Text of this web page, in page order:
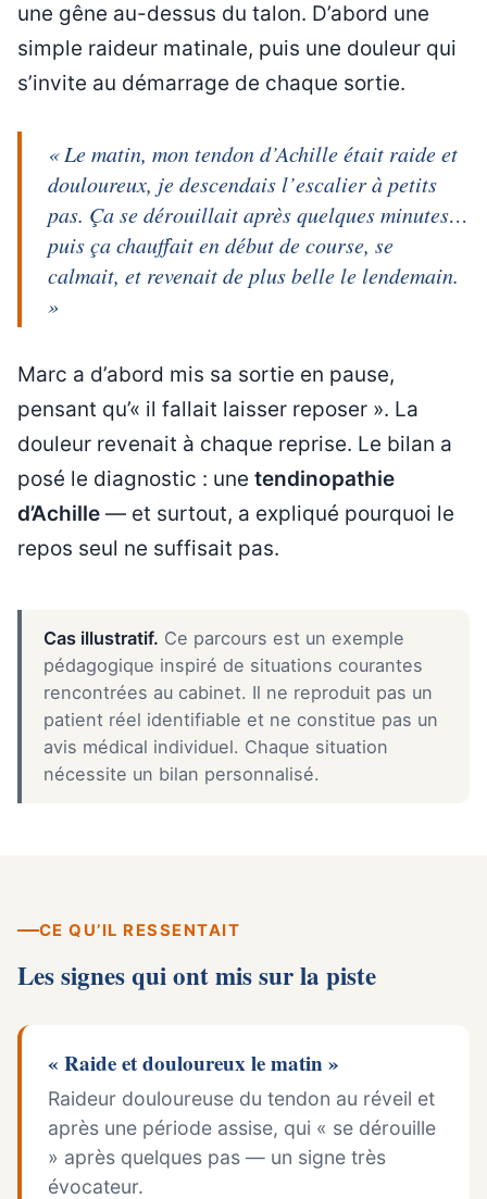
une gêne au-dessus du talon. D’abord une
simple raideur matinale, puis une douleur qui
s’invite au démarrage de chaque sortie.
« Le matin, mon tendon d’Achille était raide et
douloureux, je descendais l’escalier à petits
pas. Ça se dérouillait après quelques minutes…
puis ça chauffait en début de course, se
calmait, et revenait de plus belle le lendemain.
»
Marc a d’abord mis sa sortie en pause,
pensant qu’« il fallait laisser reposer ». La
douleur revenait à chaque reprise. Le bilan a
posé le diagnostic : une tendinopathie
d’Achille — et surtout, a expliqué pourquoi le
repos seul ne suffisait pas.
Cas illustratif. Ce parcours est un exemple
pédagogique inspiré de situations courantes
rencontrées au cabinet. Il ne reproduit pas un
patient réel identifiable et ne constitue pas un
avis médical individuel. Chaque situation
nécessite un bilan personnalisé.
CE QU’IL RESSENTAIT
Les signes qui ont mis sur la piste
« Raide et douloureux le matin »
Raideur douloureuse du tendon au réveil et
après une période assise, qui « se dérouille
» après quelques pas — un signe très
évocateur.